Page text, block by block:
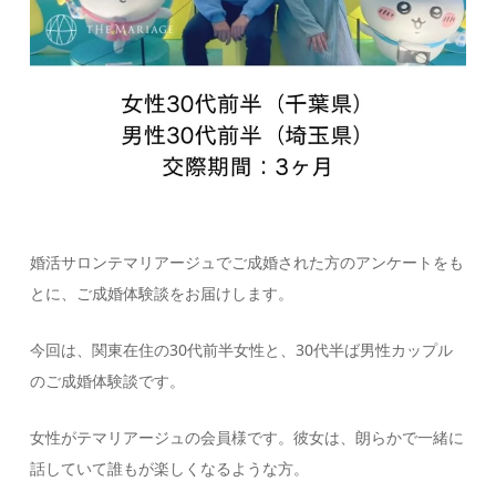
婚活サロンテマリアージュでご成婚された方のアンケートをも
とに、ご成婚体験談をお届けします。
今回は、関東在住の30代前半女性と、30代半ば男性カップル
のご成婚体験談です。
女性がテマリアージュの会員様です。彼女は、朗らかで一緒に
話していて誰もが楽しくなるような方。